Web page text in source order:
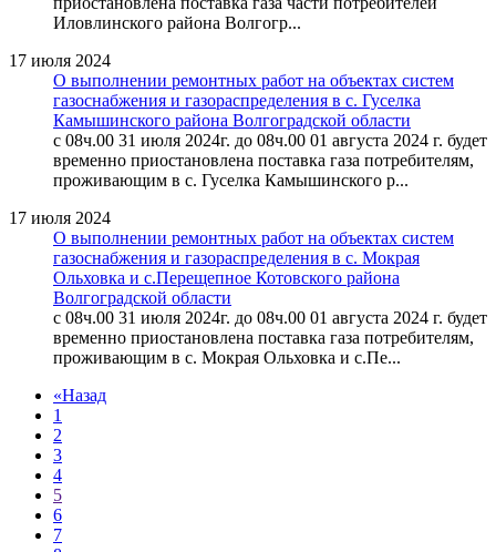
Иловлинского района Волгогр...
17 июля 2024
О выполнении ремонтных работ на объектах систем
газоснабжения и газораспределения в с. Гуселка
Камышинского района Волгоградской области
с 08ч.00 31 июля 2024г. до 08ч.00 01 августа 2024 г. будет
временно приостановлена поставка газа потребителям,
проживающим в с. Гуселка Камышинского р...
17 июля 2024
О выполнении ремонтных работ на объектах систем
газоснабжения и газораспределения в с. Мокрая
Ольховка и с.Перещепное Котовского района
Волгоградской области
с 08ч.00 31 июля 2024г. до 08ч.00 01 августа 2024 г. будет
временно приостановлена поставка газа потребителям,
проживающим в с. Мокрая Ольховка и с.Пе...
«Назад
1
2
3
4
5
6
7